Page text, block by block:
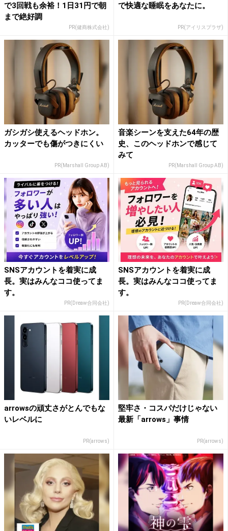
で3回戦も余裕！1日31円で朝
まで絶好調
PR(健商株式会社)
で快適な睡眠をあなたに。
PR(アイリスプラザ)
ガシガシ使えるヘッドホン。
カッターでも傷がつきにくい
PR(Marshall Group AB)
音楽シーンを支えた64年の歴
史、このヘッドホンで感じて
みて
PR(Marshall Group AB)
SNSアカウントを着実に成
長。実はみんなココ使ってま
す。
PR(Dreaw合同会社)
SNSアカウントを着実に成
長。実はみんなココ使ってま
す。
PR(Dreaw合同会社)
arrowsの頑丈さがとんでもな
いレベルに
PR(arrows)
堅牢さ・コスパだけじゃない
最新「arrows」事情
PR(arrows)